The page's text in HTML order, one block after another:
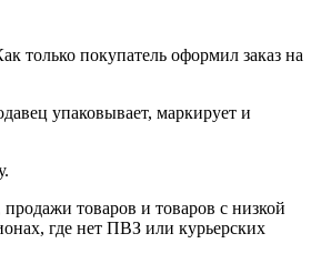
только покупатель оформил заказ на
упаковывает, маркирует и
товаров и товаров с низкой
где нет ПВЗ или курьерских